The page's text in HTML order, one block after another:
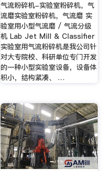
气流粉碎机-实验室粉碎机，气
流磨实验室粉碎机，气流磨 实
验室用小型气流磨 / 气流分级
机 Lab Jet Mill & Classifier
实验室用气流粉碎机是我公司针
对大专院校、科研单位专门开发
的一种小型实验室设备，设备体
积小，结构紧凑、 …